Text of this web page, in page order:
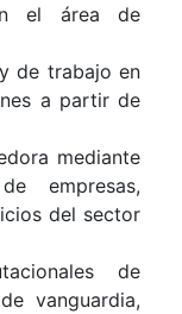
el área de
de trabajo en
a partir de
mediante
empresas,
del sector
de
vanguardia,